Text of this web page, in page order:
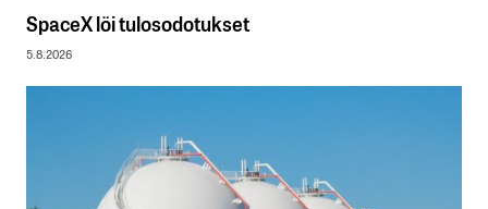
SpaceX löi tulosodotukset
5.8.2026